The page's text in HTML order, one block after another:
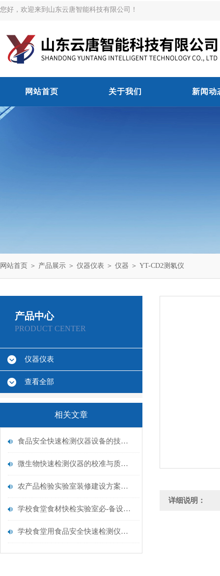
您好，欢迎来到山东云唐智能科技有限公司！
网站首页 关于我们 新闻动
网站首页 ＞ 产品展示 ＞ 仪器仪表 ＞ 仪器 ＞ YT-CD2测氡仪
产品中心
PRODUCT CENTER
仪器仪表
查看全部
相关文章
食品安全快速检测仪器设备的技术演进与应用场景
微生物快速检测仪器的校准与质控：保证结果准确性的黄金法则
农产品检验实验室装修建设方案仪器配置清单@云唐仪器
学校食堂食材快检实验室必-备设备清单【云唐仪器推荐】
学校食堂用食品安全快速检测仪器【行业推荐】云唐食品安全检测仪
详细说明：